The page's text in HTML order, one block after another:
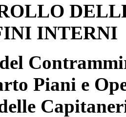
INTERNI
Piani e